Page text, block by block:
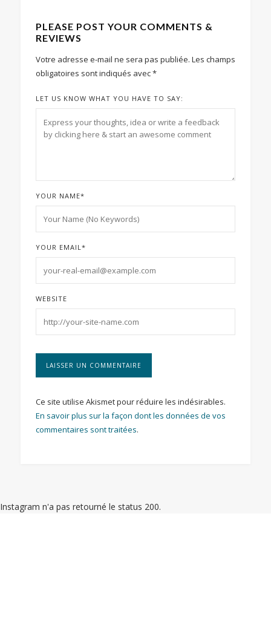
PLEASE POST YOUR COMMENTS &
REVIEWS
Votre adresse e-mail ne sera pas publiée. Les champs
obligatoires sont indiqués avec*
LET US KNOW WHAT YOU HAVE TO SAY:
YOUR NAME*
YOUR EMAIL*
WEBSITE
Ce site utilise Akismet pour réduire les indésirables.
En savoir plus sur la façon dont les données de vos
commentaires sont traitées.
Instagram n'a pas retourné le status 200.